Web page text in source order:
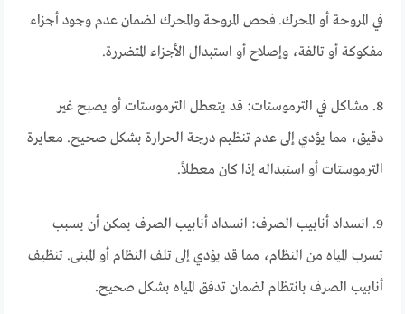
في المروحة أو المحرك. فحص المروحة والمحرك لضمان عدم وجود أجزاء
مفكوكة أو تالفة، وإصلاح أو استبدال الأجزاء المتضررة.
8. مشاكل في الترموستات: قد يتعطل الترموستات أو يصبح غير
دقيق، مما يؤدي إلى عدم تنظيم درجة الحرارة بشكل صحيح. معايرة
الترموستات أو استبداله إذا كان معطلاً.
9. انسداد أنابيب الصرف: انسداد أنابيب الصرف يمكن أن يسبب
تسرب المياه من النظام، مما قد يؤدي إلى تلف النظام أو المبنى. تنظيف
أنابيب الصرف بانتظام لضمان تدفق المياه بشكل صحيح.